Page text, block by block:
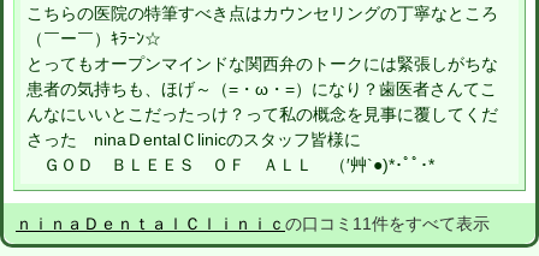
こちらの医院の特筆すべき点はカウンセリングの丁寧なところ
（￣ー￣）ｷﾗｰﾝ☆
とってもオープンマインドな関西弁のトークには緊張しがちな
患者の気持ちも、ほげ～（=・ω・=）になり？歯医者さんてこ
んなにいいとこだったっけ？って私の概念を見事に覆してくだ
さった ninaＤentalＣlinicのスタッフ皆様に
ＧＯＤ ＢＬＥＥＳ ＯＦ ＡＬＬ （′艸`●)*･ﾟﾟ･*
ｎｉｎａＤｅｎｔａｌＣｌｉｎｉｃ の口コミ11件をすべて表示